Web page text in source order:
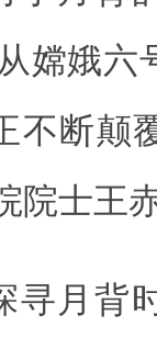
嫦娥六
不断颠
院士王
寻月背